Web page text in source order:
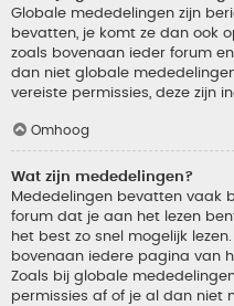
Globale mededelingen zijn
bevatten, je komt ze dan ook
zoals bovenaan ieder forum
dan niet globale
vereiste permissies, deze zijn
Omhoog
Wat zijn mededelingen?
Mededelingen bevatten vaak
forum dat je aan het lezen
het best zo snel mogelijk
bovenaan iedere pagina van
Zoals bij globale
permissies af of je al dan niet